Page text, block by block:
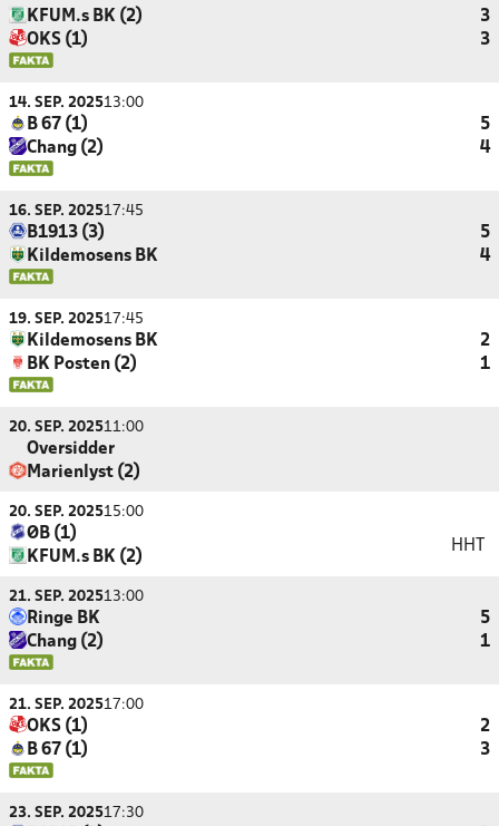
KFUM.s BK (2)
3
OKS (1)
3
14. SEP. 202513:00
B 67 (1)
5
Chang (2)
4
16. SEP. 202517:45
B1913 (3)
5
Kildemosens BK
4
19. SEP. 202517:45
Kildemosens BK
2
BK Posten (2)
1
20. SEP. 202511:00
Oversidder
Marienlyst (2)
20. SEP. 202515:00
ØB (1)
KFUM.s BK (2)
HHT
21. SEP. 202513:00
Ringe BK
5
Chang (2)
1
21. SEP. 202517:00
OKS (1)
2
B 67 (1)
3
23. SEP. 202517:30